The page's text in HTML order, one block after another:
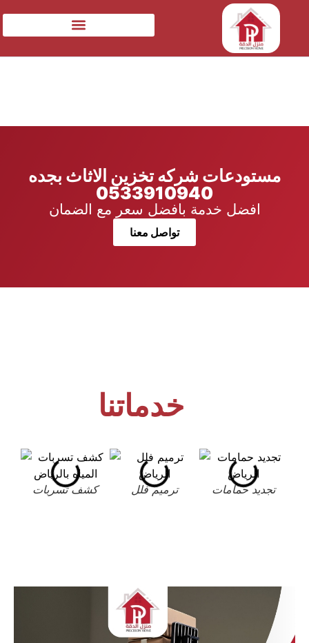
مستودعات شركه تخزين الاثاث بجده
0533910940
افضل خدمة بافضل سعر مع الضمان
تواصل معنا
خدماتنا
كشف تسربات ترميم فلل تجديد حمامات